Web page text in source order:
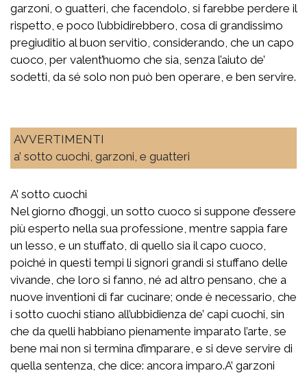
garzoni, o guatteri, che facendolo, si farebbe perdere il
rispetto, e poco l’ubbidirebbero, cosa di grandissimo
pregiuditio al buon servitio, considerando, che un capo
cuoco, per valent’huomo che sia, senza l’aiuto de’
sodetti, da sé solo non può ben operare, e ben servire.
AVVERTIMENTI
a’ sotto cuochi, garzoni, e guatteri
A’ sotto cuochi
Nel giorno d’hoggi, un sotto cuoco si suppone d’essere
più esperto nella sua professione, mentre sappia fare
un lesso, e un stuffato, di quello sia il capo cuoco,
poiché in questi tempi li signori grandi si stuffano delle
vivande, che loro si fanno, né ad altro pensano, che a
nuove inventioni di far cucinare; onde è necessario, che
i sotto cuochi stiano all’ubbidienza de’ capi cuochi, sin
che da quelli habbiano pienamente imparato l’arte, se
bene mai non si termina d’imparare, e si deve servire di
quella sentenza, che dice: ancora imparo.A’ garzoni